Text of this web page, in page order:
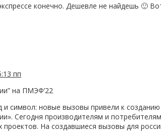
конечно. Дешевле не найдешь 🙂
пп
на ПМЭФ’22
и символ: новые вызовы привели к
Сегодня производителям и
проектов. На создавшиеся вызовы для